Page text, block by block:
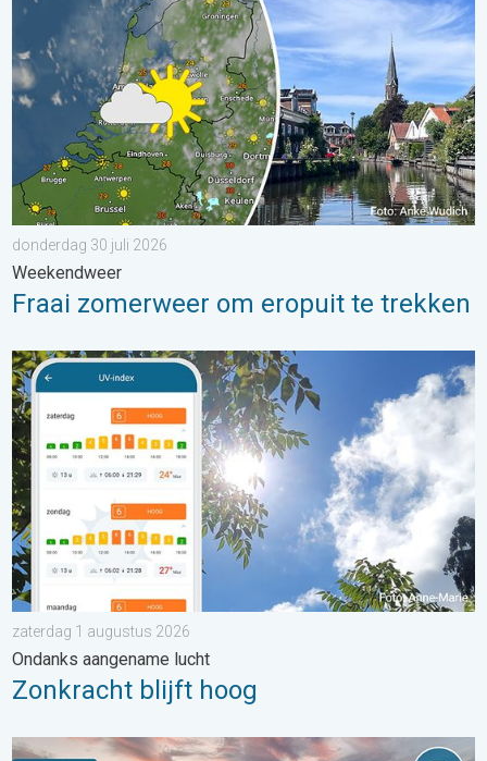
donderdag 30 juli 2026
Weekendweer
Fraai zomerweer om eropuit te trekken
Zonkracht blijft hoog. Ondanks aangename lucht. . . zaterdag
zaterdag 1 augustus 2026
Ondanks aangename lucht
Zonkracht blijft hoog
Stuur jouw weerfoto van de week!. Weer&Radar uploader. . .